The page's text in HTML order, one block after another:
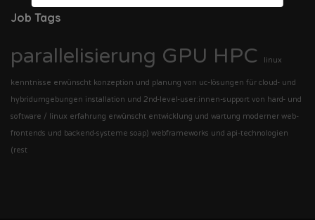
Job Tags
parallelisierung GPU HPC linux
kenntnisse erwünscht konzeption und planung von uc-lösungen für cloud- und
hybridumgebungen installation und 2nd-level-user:innen-support von hard- und
software / linux erfahrung erwünscht entwicklung und wartung moderner web-
frontends und backend-systeme soap) webframeworks und api-technologien
(rest